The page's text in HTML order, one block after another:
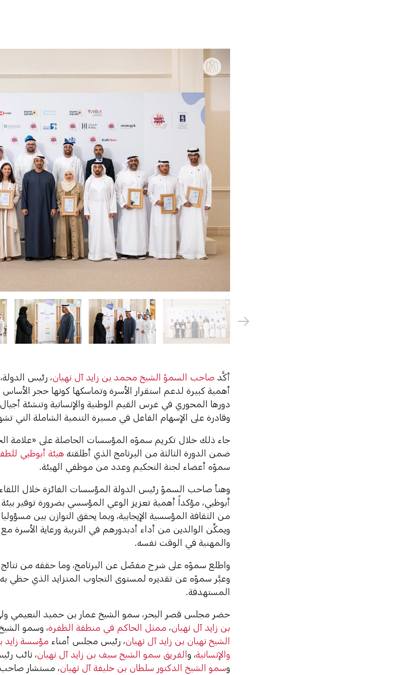
أكَّد صاحب السموّ الشيخ محمد بن زايد آل نهيان، رئيس
أهمية كبيرة لدعم استقرار الأسرة وتماسكها كونها حجر
دورها المحوري في غرس القيم الوطنية والإنسانية وتنشئة أجيال
وقادرة على الإسهام الفاعل في مسيرة التنمية الشاملة التي
جاء ذلك خلال تكريم سموّه المؤسسات الحاصلة على «علامة
ضمن الدورة الثالثة من البرنامج الذي أطلقته هيئة أبوظبي
سموّه أعضاء لجنة التحكيم وعدد من موظفي الهيئة.
وهنأ صاحب السموّ رئيس الدولة المؤسسات الفائزة خلال
أبوظبي، مؤكداً أهمية تعزيز الوعي المؤسسي بضرورة توفير
من الثقافة المؤسسية الإيجابية، وبما يحقق التوازن بين
ويمكِّن الوالدين من أداء أدبدورهم في التربية ورعاية الأسرة
والمهنية في الوقت نفسه.
واطلع سموّه على شرح مفصّل عن البرنامج، وما حققه من نتائج
وعبَّر سموّه عن تقديره لمستوى التجاوب المتزايد الذي حظي
المستهدفة.
حضر مجلس قصر البحر، سمو الشيخ عمار بن حميد النعيمي
بن زايد آل نهيان، ممثل الحاكم في منطقة الظفرة، وسمو
الشيخ نهيان بن زايد آل نهيان، رئيس مجلس أمناء مؤسسة زايد
والإنسانية، والفريق سمو الشيخ سيف بن زايد آل نهيان، نائب
وسمو الشيخ الدكتور سلطان بن خليفة آل نهيان، مستشار صاحب